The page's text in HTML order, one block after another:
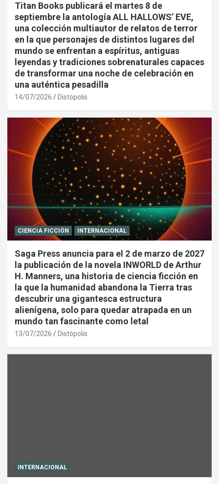
Titan Books publicará el martes 8 de
septiembre la antología ALL HALLOWS’ EVE,
una colección multiautor de relatos de terror
en la que personajes de distintos lugares del
mundo se enfrentan a espíritus, antiguas
leyendas y tradiciones sobrenaturales capaces
de transformar una noche de celebración en
una auténtica pesadilla
14/07/2026 Distópolis
CIENCIA FICCIÓN INTERNACIONAL
Saga Press anuncia para el 2 de marzo de 2027
la publicación de la novela INWORLD de Arthur
H. Manners, una historia de ciencia ficción en
la que la humanidad abandona la Tierra tras
descubrir una gigantesca estructura
alienígena, solo para quedar atrapada en un
mundo tan fascinante como letal
13/07/2026 Distópolis
INTERNACIONAL